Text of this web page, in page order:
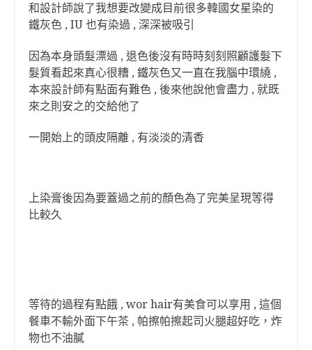
和設計師說了我想要改變成目前很多韓國女星染的
鐵灰色 , IU 也有染過 , 深深被吸引
因為本身頭髮漂過 , 退色後沒有時時刻刻照顧護髮下
髮質看起來真心很糟 , 鐵灰色又一直在我腦中環繞 ,
本來設計師有點面有難色 , 後來他說他會盡力 , 就既
來之則安之的交給他了
一開始上的頭皮隔離 , 有淡淡的清香
上染膏後因為要蓋過之前的顏色為了完美呈現等得
比較久
等待的過程有點餓 , wor hair有美食可以享用 , 這個
餐車不輸外面下午茶 , 帕擦帕擦起司火腿超好吃，炸
物也不油膩